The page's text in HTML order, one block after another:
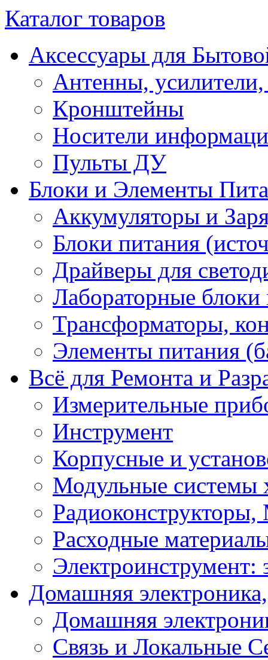
Каталог товаров
Аксессуары для
Антенны, усилители,
Кронштейны
Носители
Пульты ДУ
Блоки и Элементы
Аккумуляторы и
Блоки питания
Драйверы для
Лабораторные блоки
Трансформаторы,
Элементы питания
Всё для Ремонта и
Измерительные
Инструмент
Корпусные и
Модульные системы
Расходные
Электроинструмент:
Домашняя
Домашняя
Связь и Локальные